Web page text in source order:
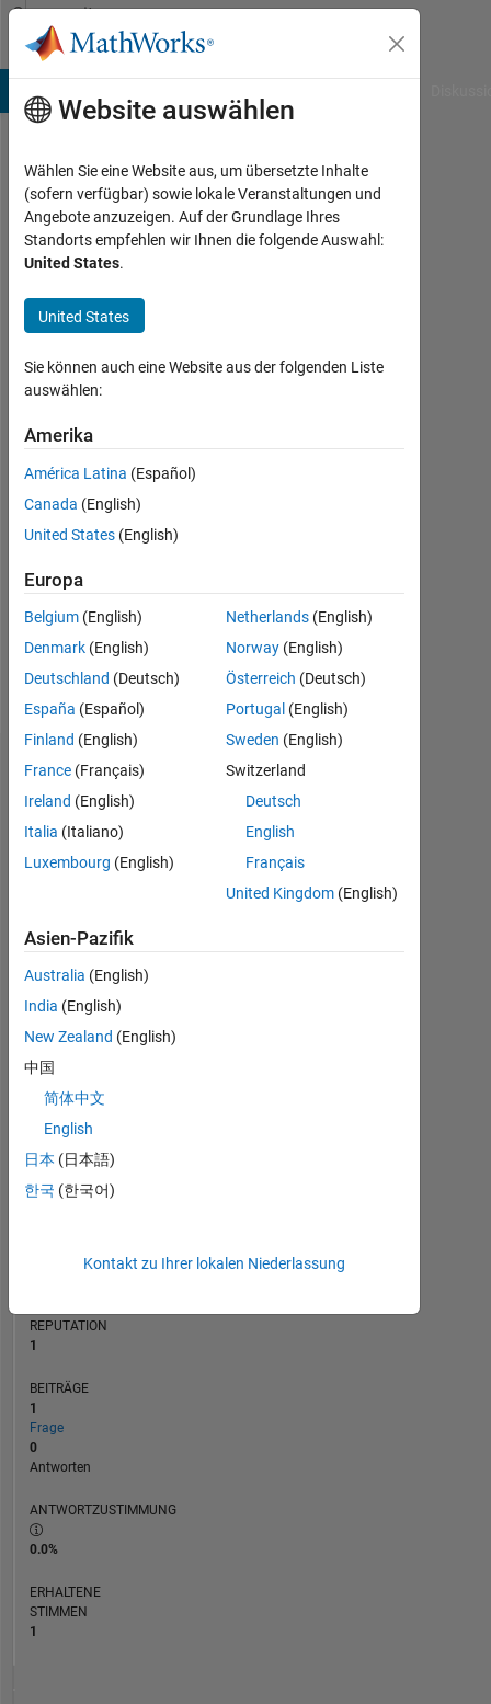
Weiter zum Inhalt
Community
Profile
Sara
Romanella
Last
etwa
4
Jahre
Aktiv
seit
2021
0
Following:
0
Follow
Dashboard
Statistik
MATLAB Answers
BEITRÄGE L
0
1
REPUTATION
1
BEITRÄGE
1
Frage
0
Antworten
ANTWORTZUSTIMMUNG
0.0%
ERHALTENE
STIMMEN
1
Website auswählen
Wählen Sie eine Website aus, um übersetzte Inhalte
(sofern verfügbar) sowie lokale Veranstaltungen und
Angebote anzuzeigen. Auf der Grundlage Ihres
Standorts empfehlen wir Ihnen die folgende Auswahl:
United States.
United States
Sie können auch eine Website aus der folgenden Liste
auswählen:
Amerika
América Latina (Español)
Canada (English)
United States (English)
Europa
Belgium (English)
Denmark (English)
Deutschland (Deutsch)
España (Español)
Finland (English)
France (Français)
Ireland (English)
Italia (Italiano)
Luxembourg (English)
Netherlands (English)
Norway (English)
Österreich (Deutsch)
Portugal (English)
Sweden (English)
Switzerland
Deutsch
English
Français
United Kingdom (English)
Asien-Pazifik
Australia (English)
India (English)
New Zealand (English)
中国
简体中文
English
日本 (日本語)
한국 (한국어)
Kontakt zu Ihrer lokalen Niederlassung